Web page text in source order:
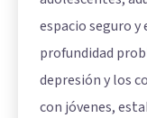
espacio seguro
profundidad
depresión y los
con jóvenes,